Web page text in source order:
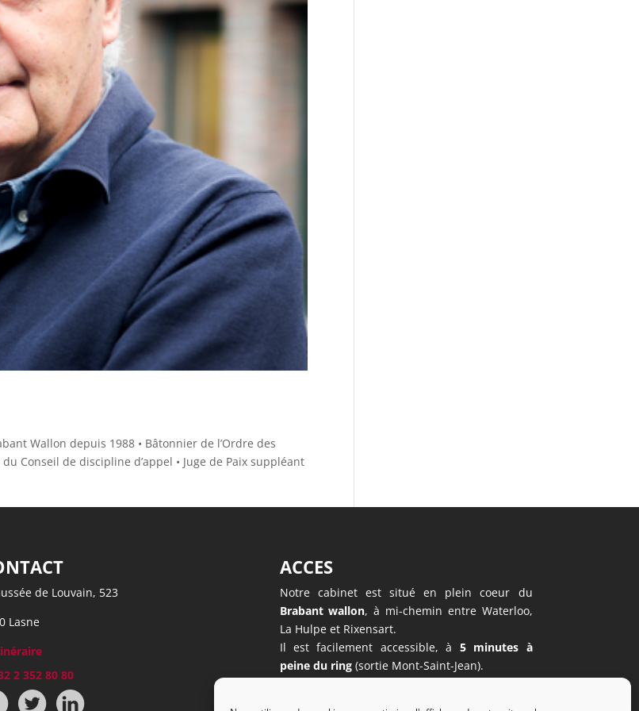
Wallon depuis 1988 • Bâtonnier de l’Ordre des
Conseil de discipline d’appel • Juge de Paix suppléant
de Louvain, 523
Lasne
2 352 80 80
ACCES
Notre cabinet est situé en plein coeur du
Brabant wallon, à mi-chemin entre Waterloo,
La Hulpe et Rixensart.
Il est facilement accessible, à 5 minutes à
peine du ring(sortie Mont-Saint-Jean).